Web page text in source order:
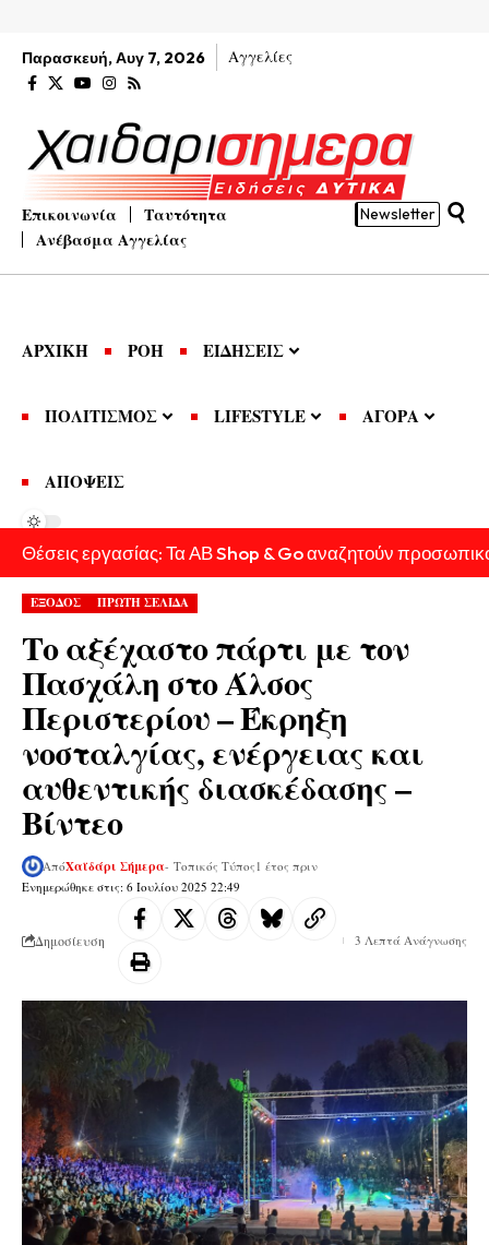
Παρασκευή, Αυγ 7, 2026 Αγγελίες
Επικοινωνία
Ταυτότητα
Ανέβασμα Αγγελίας
Newsletter
ΑΡΧΙΚΗ ΡΟΗ ΕΙΔΗΣΕΙΣ
ΠΟΛΙΤΙΣΜΟΣ LIFESTYLE ΑΓΟΡΑ
ΑΠΟΨΕΙΣ
Θέσεις εργασίας: Τα ΑΒ Shop & Go αναζητούν
ΕΞΟΔΟΣ ΠΡΩΤΗ ΣΕΛΙΔΑ
Το αξέχαστο πάρτι με τον
Πασχάλη στο Άλσος
Περιστερίου – Έκρηξη
νοσταλγίας, ενέργειας και
αυθεντικής διασκέδασης –
Βίντεο
Ενημερώθηκε στις: 6 Ιουλίου 2025 22:49
ΑπόΧαϊδάρι Σήμερα- Τοπικός Τύπος 1 έτος πριν
Δημοσίευση 3 Λεπτά Ανάγνωσης